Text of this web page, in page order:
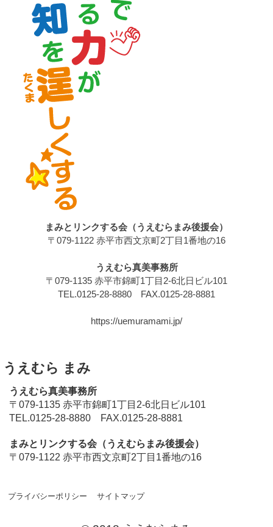
まみとリンクする会（うえむらまみ後援会）
〒079-1122 赤平市西文京町2丁目1番地の16
うえむら真美事務所
〒079-1135 赤平市錦町1丁目2-6北日ビル101
TEL.0125-28-8880 FAX.0125-28-8881
https://uemuramami.jp/
うえむら まみ
うえむら真美事務所
〒079-1135 赤平市錦町1丁目2-6北日ビル101
TEL.0125-28-8880 FAX.0125-28-8881
まみとリンクする会（うえむらまみ後援会）
〒079-1122 赤平市西文京町2丁目1番地の16
プライバシーポリシー サイトマップ